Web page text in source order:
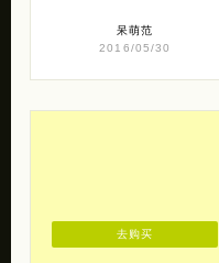
呆萌范
2016/05/30
去购买